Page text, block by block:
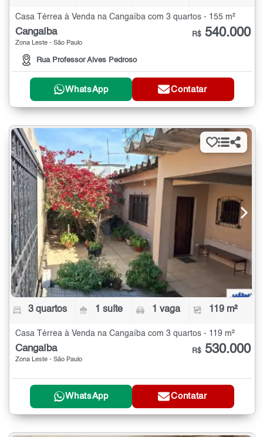
Casa Térrea à Venda na Cangaíba com 3 quartos - 155 m²
Cangaíba
Zona Leste - São Paulo
Rua Professor Alves Pedroso
R$ 540.000
WhatsApp Contatar
3 quartos 1 suíte 1 vaga 119 m²
Casa Térrea à Venda na Cangaíba com 3 quartos - 119 m²
Cangaíba
Zona Leste - São Paulo
R$ 530.000
WhatsApp Contatar